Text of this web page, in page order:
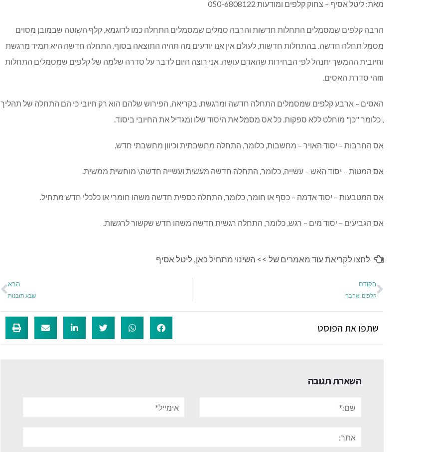
מאת: ליטל אסיף – צחוק קלפים ומודעות 050-6808122
הרבה קלפים שמסמלים התחלות חדשות והרבה סמלים שמסמלים התחלה כמו לדוגמא, קלף השוטה שבמובן מסוים
מסמל תחלה חדשה. בהתחלות חדשות, לעולם אין אנו יודעים מה תהיה התוצאה בסוף. התחלה חדשה היא תמיד מרגשת
וחיובית ההמשך יתנהל לפי הבחירות שהאדם עושה. אני רוצה היום לדבר על סדרה שלמה של קלפים שמסמלים התחלות
וזוהי סדרת האסים.
האסים – ארבע קלפים שמסמלים התחלה חדשה ומרגשת. בקריאה, הפירוש שלהם הוא רק חיובי כי הם התחלה של תהליך
, כלומר "כן" מוחלט ללא ספקות. כל אס מסמל את היסוד שלו ומגדיל את החיובי ביסוד.
אס החרבות – יסוד האויר – מחשבות, כלומר, התחלה מחשבתית וכיוון מחשבתי חדש.
אס המטות – יסוד האש – עשייה, כלומר, התחלה חדשה מעשית ועשייה חדשה\ מוחשית ממשית.
אס המטבעות – יסוד אדמה – כסף או חומר, כלומר, התחלה כספית חדשה משהו חומרי או כלכלי חדש מתחיל.
אס הגביעים – יסוד מים – רגש, כלומר, התחלה רגשית חדשה משהו חדש שקשור לרגשות.
לחצו לקריאת עוד מאמרים של >> השינוי מתחיל כאן, ליטל אסיף
הקודם
קלפים ואהבה
הבא
שבע תובנות
שתפו את הפוסט
השארת תגובה